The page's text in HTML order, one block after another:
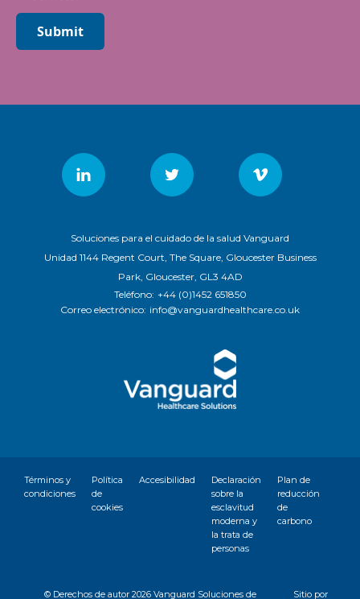
Submit
Soluciones para el cuidado de la salud Vanguard
Unidad 1144 Regent Court, The Square, Gloucester Business
Park, Gloucester, GL3 4AD
Teléfono: +44 (0)1452 651850
Correo electrónico: info@vanguardhealthcare.co.uk
Términos y
condiciones
Política
de
cookies
Accesibilidad
Declaración
sobre la
esclavitud
moderna y
la trata de
personas
Plan de
reducción
de
carbono
© Derechos de autor 2026 Vanguard Soluciones de Sitio por